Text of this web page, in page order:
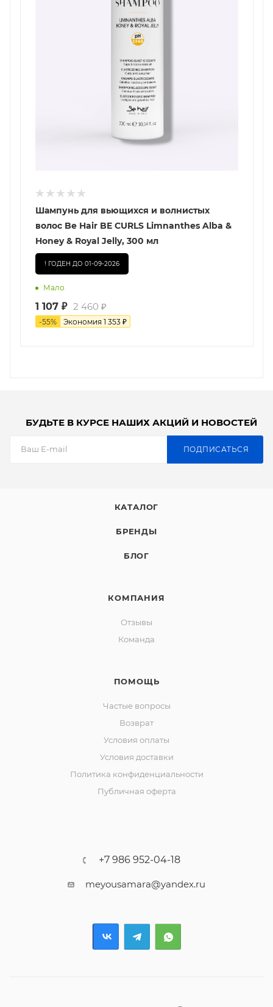
Шампунь для вьющихся и волнистых
волос Be Hair BE CURLS Limnanthes Alba &
Honey & Royal Jelly, 300 мл
! ГОДЕН ДО 01-09-2026
Мало
1 107 ₽ 2 460 ₽
-55% Экономия 1 353 ₽
БУДЬТЕ В КУРСЕ НАШИХ АКЦИЙ И НОВОСТЕЙ
ПОДПИСАТЬСЯ
КАТАЛОГ
БРЕНДЫ
БЛОГ
КОМПАНИЯ
Отзывы
Команда
ПОМОЩЬ
Частые вопросы
Возврат
Условия оплаты
Условия доставки
Политика конфиденциальности
Публичная оферта
+7 986 952-04-18
meyousamara@yandex.ru